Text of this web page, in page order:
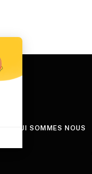
QUI SOMMES NOUS